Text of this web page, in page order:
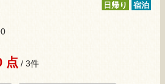
日帰り 宿泊
点 / 3件